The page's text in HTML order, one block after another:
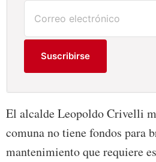
Suscribirse
El alcalde Leopoldo Crivelli
comuna no tiene fondos para
mantenimiento que requiere